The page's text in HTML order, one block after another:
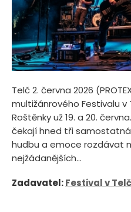
Telč 2. června 2026
multižánrového Festivalu
Roštěnky už 19. a 20.
čekají hned tři
hudbu a emoce rozdávat
nejžádanějších...
Zadavatel:Festival v